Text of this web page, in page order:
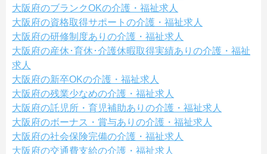
大阪府のブランクOKの介護・福祉求人
大阪府の資格取得サポートの介護・福祉求人
大阪府の研修制度ありの介護・福祉求人
大阪府の産休･育休･介護休暇取得実績ありの介護・福祉
求人
大阪府の新卒OKの介護・福祉求人
大阪府の残業少なめの介護・福祉求人
大阪府の託児所・育児補助ありの介護・福祉求人
大阪府のボーナス・賞与ありの介護・福祉求人
大阪府の社会保険完備の介護・福祉求人
大阪府の交通費支給の介護・福祉求人